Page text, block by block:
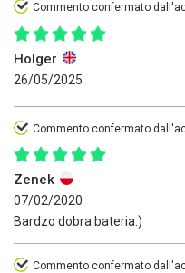
Commento confermato
Holger
26/05/2025
Commento confermato
Zenek
07/02/2020
Bardzo dobra bateria:)
Commento confermato